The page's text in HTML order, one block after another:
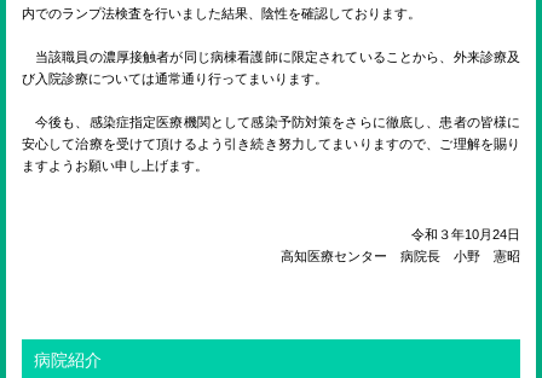
検索
内でのランプ法検査を行いました結果、陰性を確認しております。
当該職員の濃厚接触者が同じ病棟看護師に限定されていることから、外来診療及
び入院診療については通常通り行ってまいります。
今後も、感染症指定医療機関として感染予防対策をさらに徹底し、患者の皆様に
安心して治療を受けて頂けるよう引き続き努力してまいりますので、ご理解を賜り
ますようお願い申し上げます。
令和３年10月24日
高知医療センター 病院長 小野 憲昭
病院紹介